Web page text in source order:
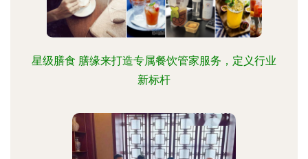
星级膳食 膳缘来打造专属餐饮管家服务，定义行业
新标杆